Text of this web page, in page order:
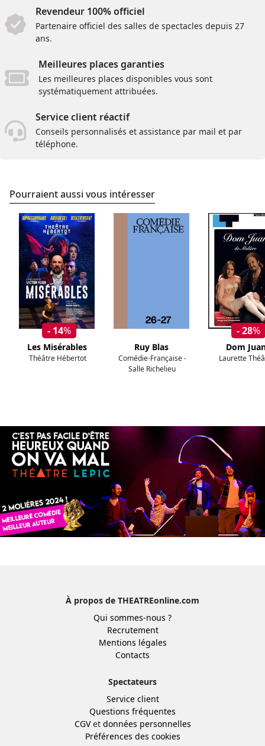
Revendeur 100% officiel
Partenaire officiel des salles de spectacles depuis 27
ans.
Meilleures places garanties
Les meilleures places disponibles vous sont
systématiquement attribuées.
Service client réactif
Conseils personnalisés et assistance par mail et par
téléphone.
Pourraient aussi vous intéresser
- 14%
Les Misérables
Théâtre Hébertot
Ruy Blas
Comédie-Française -
Salle Richelieu
- 28%
Dom
Laurette
À propos de THEATREonline.com
Qui sommes-nous ?
Recrutement
Mentions légales
Contacts
Spectateurs
Service client
Questions fréquentes
CGVet données personnelles
Préférences des cookies